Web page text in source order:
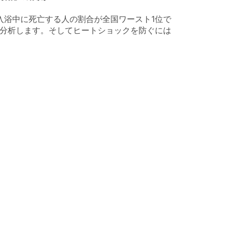
中に死亡する人の割合が全国ワースト1位で
析します。そしてヒートショックを防ぐには